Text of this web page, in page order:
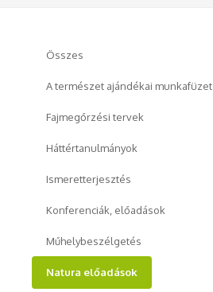
Összes
A természet ajándékai munkafüzet
Fajmegőrzési tervek
Háttértanulmányok
Ismeretterjesztés
Konferenciák, előadások
Műhelybeszélgetés
Natura előadások